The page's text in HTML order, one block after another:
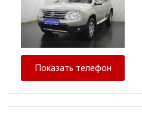
Показать телефон